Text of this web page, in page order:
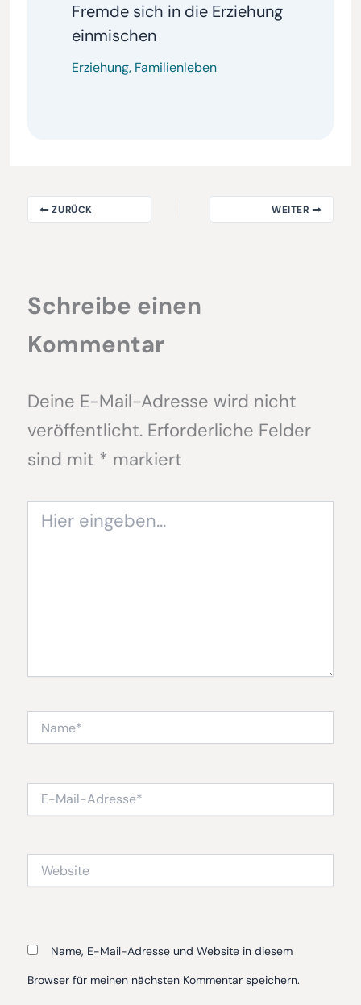
Fremde sich in die Erziehung
einmischen
Erziehung, Familienleben
ZURÜCK WEITER
Schreibe einen
Kommentar
Deine E-Mail-Adresse wird nicht
veröffentlicht. Erforderliche Felder
sind mit * markiert
eingeben…
Mail-
Name, E-Mail-Adresse und Website in diesem
Browser für meinen nächsten Kommentar speichern.